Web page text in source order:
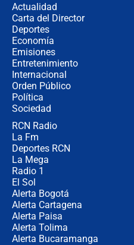
Actualidad
Carta del Director
Deportes
Economía
Emisiones
Entretenimiento
Internacional
Orden Público
Política
Sociedad
RCN Radio
La Fm
Deportes RCN
La Mega
Radio 1
El Sol
Alerta Bogotá
Alerta Cartagena
Alerta Paisa
Alerta Tolima
Alerta Bucaramanga